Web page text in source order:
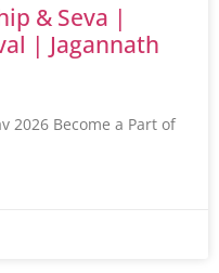
& Seva |
| Jagannath
2026 Become a Part of